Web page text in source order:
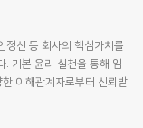
정신 등 회사의 핵심가치를
. 기본 윤리 실천을 통해 임
이해관계자로부터 신뢰받